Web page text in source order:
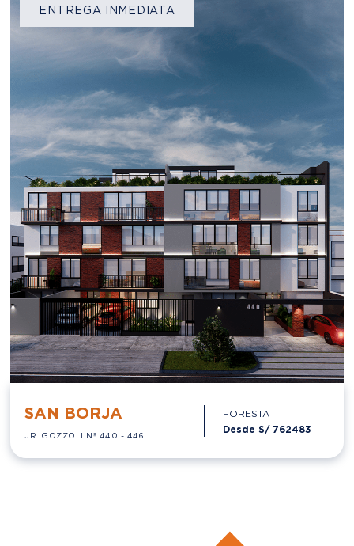
ENTREGA INMEDIATA
SAN BORJA
JR. GOZZOLI Nº 440 - 446
FORESTA
Desde S/ 762483